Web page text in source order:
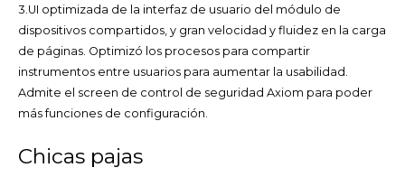
3.UI optimizada de la interfaz de usuario del módulo de
dispositivos compartidos, y gran velocidad y fluidez en la carga
de páginas. Optimizó los procesos para compartir
instrumentos entre usuarios para aumentar la usabilidad.
Admite el screen de control de seguridad Axiom para poder
más funciones de configuración.
Chicas pajas